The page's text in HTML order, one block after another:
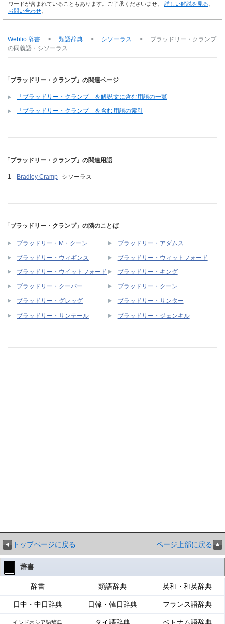
ワードが含まれていることもあります。ご了承くださいませ。 詳しい解説を見る
お問い合わせ
Weblio 辞書 > 類語辞典 > シソーラス >
ブラッドリー・クランプ
の同義語・シソーラス
「ブラッドリー・クランプ」の関連ページ
「ブラッドリー・クランプ」を解説文に含む用語の一覧
「ブラッドリー・クランプ」を含む用語の索引
「ブラッドリー・クランプ」の関連用語
Bradley Cramp シソーラス
「ブラッドリー・クランプ」の隣のことば
ブラッドリー・M・クーン ブラッドリー・アダムス
ブラッドリー・ウィギンス ブラッドリー・ウィットフォード
ブラッドリー・ウイットフォード ブラッドリー・キング
ブラッドリー・クーパー ブラッドリー・クーン
ブラッドリー・グレッグ ブラッドリー・サンター
ブラッドリー・サンテール ブラッドリー・ジェンキル
トップページに戻る ページ上部に戻る
辞書
辞書 類語辞典 英和・和英辞典
日中・中日辞典 日韓・韓日辞典 フランス語辞典
インドネシア語辞典